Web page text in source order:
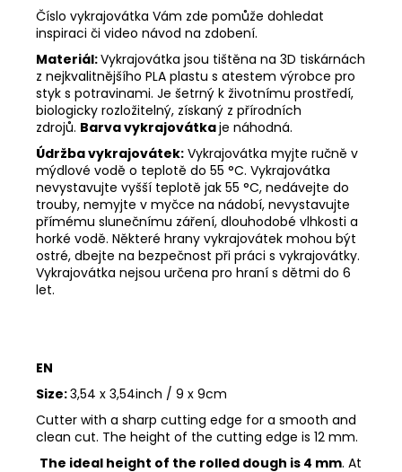
Číslo vykrajovátka Vám zde pomůže dohledat
inspiraci či video návod na zdobení.
Materiál:Vykrajovátka jsou tištěna na 3D tiskárnách
z nejkvalitnějšího PLA plastu s atestem výrobce pro
styk s potravinami. Je šetrný k životnímu prostředí,
biologicky rozložitelný, získaný z přírodních
zdrojů. Barva vykrajovátkaje náhodná.
Údržba vykrajovátek: Vykrajovátka myjte ručně v
mýdlové vodě o teplotě do 55 °C. Vykrajovátka
nevystavujte vyšší teplotě jak 55 °C, nedávejte do
trouby, nemyjte v myčce na nádobí, nevystavujte
přímému slunečnímu záření, dlouhodobé vlhkosti a
horké vodě. Některé hrany vykrajovátek mohou být
ostré, dbejte na bezpečnost při práci s vykrajovátky.
Vykrajovátka nejsou určena pro hraní s dětmi do 6
let.
EN
Size:3,54 x 3,54inch / 9 x 9cm
Cutter with a sharp cutting edge for a smooth and
clean cut. The height of the cutting edge is 12 mm.
The ideal height of the rolled dough is 4 mm. At